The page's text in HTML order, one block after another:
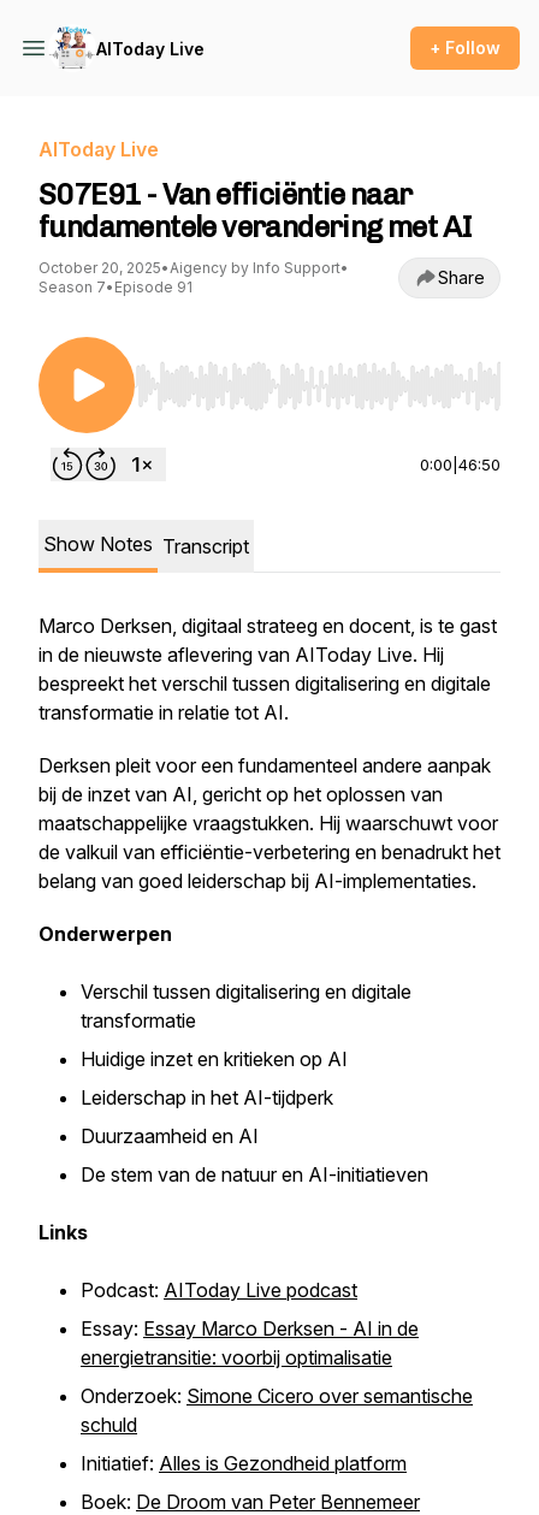
AIToday Live + Follow
AIToday Live
S07E91 - Van efficiëntie naar
fundamentele verandering met AI
October 20, 2025•Aigency by Info Support•
Season 7• Episode 91 Share
Use Left/Right to seek, Home/End to jump to
0:00 46:50
Show Notes Transcript
Marco Derksen, digitaal strateeg en docent, is te gast
in de nieuwste aflevering van AIToday Live. Hij
bespreekt het verschil tussen digitalisering en digitale
transformatie in relatie tot AI.
Derksen pleit voor een fundamenteel andere aanpak
bij de inzet van AI, gericht op het oplossen van
maatschappelijke vraagstukken. Hij waarschuwt voor
de valkuil van efficiëntie-verbetering en benadrukt het
belang van goed leiderschap bij AI-implementaties.
Onderwerpen
Verschil tussen digitalisering en digitale
transformatie
Huidige inzet en kritieken op AI
Leiderschap in het AI-tijdperk
Duurzaamheid en AI
De stem van de natuur en AI-initiatieven
Links
Podcast: AIToday Live podcast
Essay: Essay Marco Derksen - AI in de
energietransitie: voorbij optimalisatie
Onderzoek: Simone Cicero over semantische
schuld
Initiatief: Alles is Gezondheid platform
Boek: De Droom van Peter Bennemeer